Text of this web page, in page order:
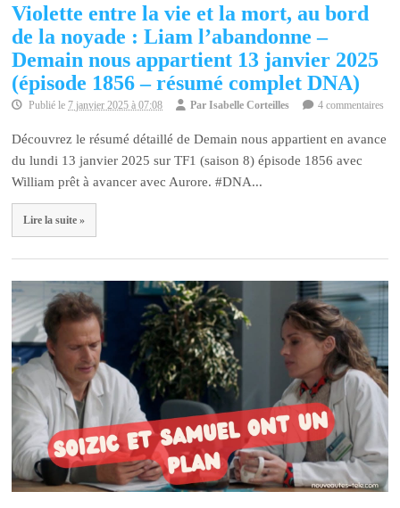
Violette entre la vie et la mort, au bord
de la noyade : Liam l’abandonne –
Demain nous appartient 13 janvier 2025
(épisode 1856 – résumé complet DNA)
Publié le 7 janvier 2025 à 07:08 ParIsabelle Corteilles 4 commentaires
Découvrez le résumé détaillé de Demain nous appartient en avance
du lundi 13 janvier 2025 sur TF1 (saison 8) épisode 1856 avec
William prêt à avancer avec Aurore. #DNA...
Lire la suite »